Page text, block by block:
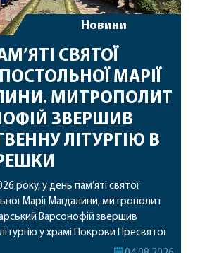
Новини
СВЯТОЇ
МАРІЇ
МИТРОПОЛИТ
ЗВЕРШИВ
ЛІТУРГІЮ В
року, у день пам’яті святої
Марії Магдалини, митрополит
Варсонофій звершив
у храмі Покрови Пресвятої
Терешки Барського благочиння.